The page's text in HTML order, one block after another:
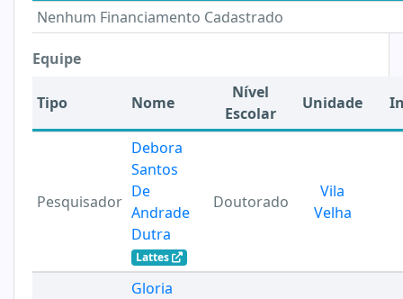
Nenhum Financiamento Cadastrado
Equipe
Tipo Nome
Nível
Escolar
Unidade
Pesquisador
Debora
Santos
De
Andrade
Dutra
Lattes
Doutorado
Vila
Velha
Gloria